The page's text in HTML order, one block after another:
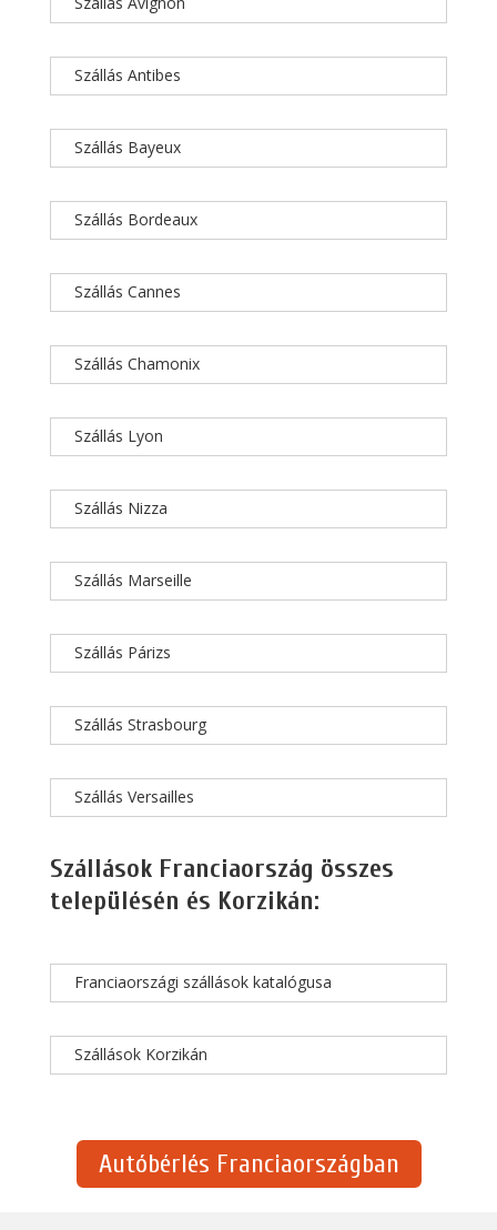
Szállás Antibes
Szállás Bayeux
Szállás Bordeaux
Szállás Cannes
Szállás Chamonix
Szállás Lyon
Szállás Nizza
Szállás Marseille
Szállás Párizs
Szállás Strasbourg
Szállás Versailles
Szállások Franciaország összes
településén és Korzikán:
Franciaországi szállások katalógusa
Szállások Korzikán
Autóbérlés Franciaországban